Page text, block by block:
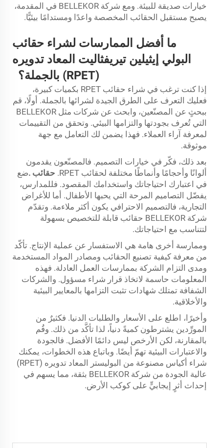
خيارات صديقة للبيئة. ومع شركة BELLEKOR في المقدمة،
يصبح مستقبل الحقائب المخصصة واعدًا ومستدامًا بيئيًّا.
ما أفضل الممارسات لشراء حقائب
البولي إيثيلين تيريفثاليت المعاد تدويره
(RPET) بالجملة؟
إذا كنت ترغب في شراء حقائب RPET بكميات كبيرة،
فعليك التعرف على الطرق الجيدة لشرائها بالجملة. أولًا، قم
ببحثٍ عن المصنّعين، وابحث عن شركات مثل BELLEKOR
التي تُعرف بجودتها والتزامها البيئي. وتحقق من التقييمات
لمعرفة آراء العملاء. فهذا يضمن لك التعامل مع جهة
موثوقة.
بعد ذلك، فكّر في خيارات التصميم. فالمصنّعون يقدمون
ألوانًا وأحجامًا وأنماطًا مختلفة لحقائب RPET.
حقائب .ضع
في اعتبارك احتياجاتك واستخدامك المقصود. فللمدارس،
يفضّل التصاميم المرحة التي يحبها الأطفال. أما للأغراض
التجارية، فالتصميم الاحترافي يكون أكثر ملاءمة. وتقدّم
شركة BELLEKOR حقائب قابلة للتخصيص بسهولة
لتتناسب مع احتياجاتك.
وممارسة أخرى هامة هي الاستفسار عن عملية الإنتاج. تأكّد
من معرفة كيفية تصنيع الحقائب ومصادر المواد المستخدمة
ومدى التزام الشركة بممارسات العمل العادلة. فهذه
المعلومات حاسمة لاتخاذ قرار شراء مسؤول. والشركات
الشفافة تمتلك شهادات تثبت التزامها بالمعايير البيئية
والأخلاقية.
وأخيرًا، اطلع على الأسعار والطلبات الدنيا. فكثيرٌ من
المورِّدين يشترطون كميةً دنياً، لذا تأكَّد من ذلك. وقُم
بالمقارنة، لكن الأرخص ليس دائمًا الأفضل. فالجودة
والاعتبارات البيئية تهمّ أيضًا. وباتباع هذه الخطوات، يمكنك
شراء أكياس مصنوعة من البوليستر المعاد تدويره (RPET)
عالية الجودة من شركة BELLEKOR بثقة، مما يسهم في
إحداث أثرٍ إيجابيٍّ على كوكب الأرض.